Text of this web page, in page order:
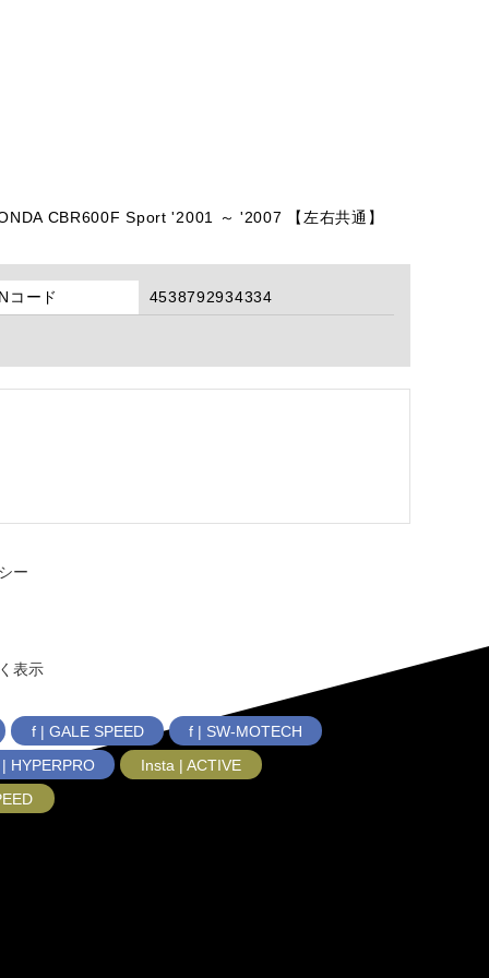
CBR600F Sport '2001 ～ '2007 【左右共通】
コード 4538792934334
ー
表示
f | GALE SPEED
f | SW-MOTECH
HYPERPRO
Insta | ACTIVE